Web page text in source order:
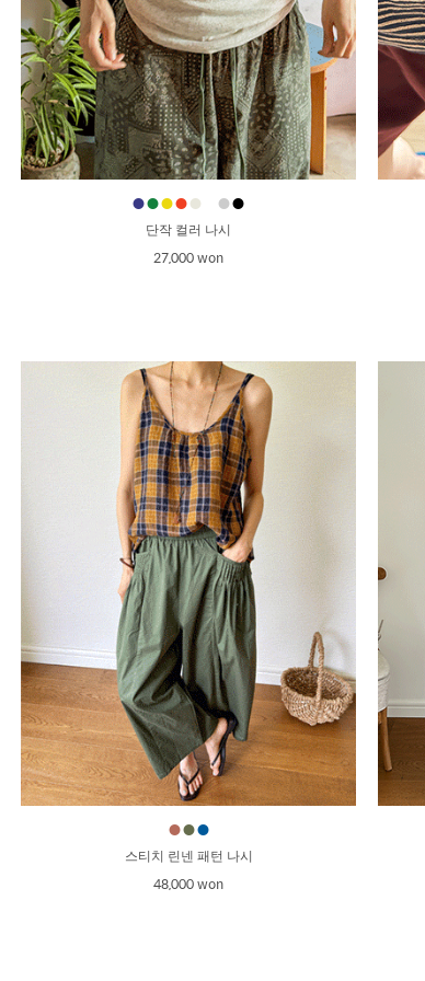
●●●●● ●●
단작 컬러 나시
27,000 won
●●●
스티치 린넨 패턴 나시
48,000 won